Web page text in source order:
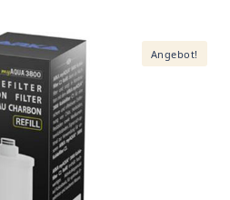
Angebot!